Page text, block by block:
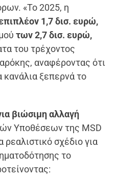
«Το 2025, η
1,7 δισ. ευρώ,
των 2,7 δισ. ευρώ,
του τρέχοντος
αναφέροντας ότι
ξεπερνά το
βιώσιμη αλλαγή
Υποθέσεων της MSD
σχέδιο για
το